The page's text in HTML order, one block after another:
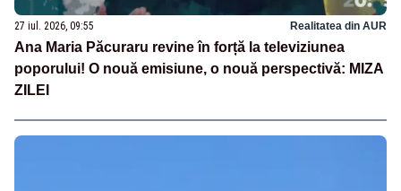
27 iul. 2026, 09:55 Realitatea din AUR
Ana Maria Păcuraru revine în forță la televiziunea
poporului! O nouă emisiune, o nouă perspectivă: MIZA
ZILEI